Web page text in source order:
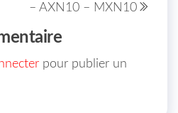
– AXN10 – MXN10
pour publier un